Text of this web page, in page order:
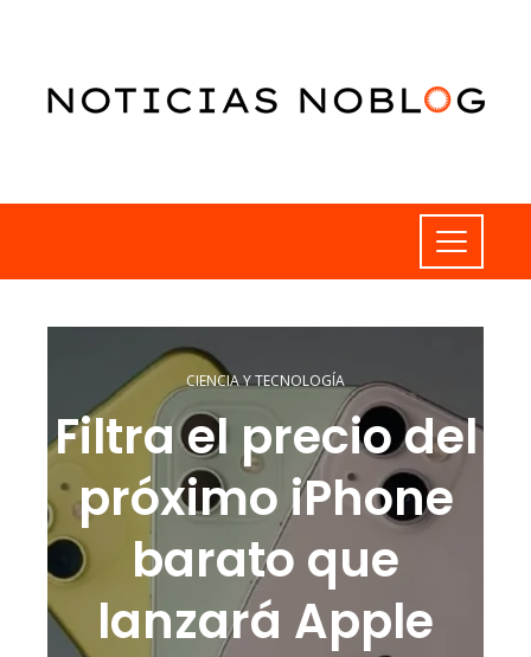
CIENCIA Y TECNOLOGÍA
Filtra el precio del
próximo iPhone
barato que
lanzará Apple